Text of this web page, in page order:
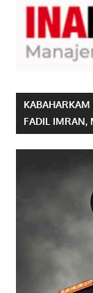
FADIL IMRAN,